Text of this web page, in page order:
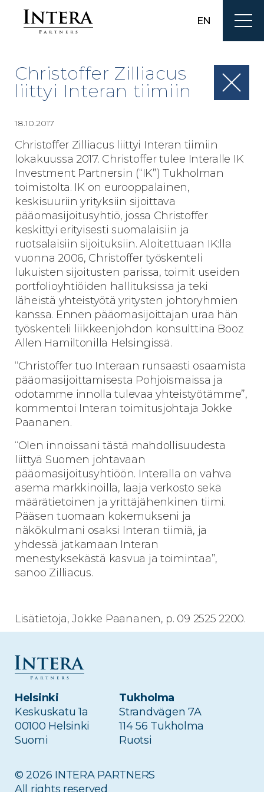
EN
Christoffer Zilliacus
liittyi Interan tiimiin
18.10.2017
Christoffer Zilliacus liittyi Interan tiimiin
lokakuussa 2017. Christoffer tulee Interalle IK
Investment Partnersin (“IK”) Tukholman
toimistolta. IK on eurooppalainen,
keskisuuriin yrityksiin sijoittava
pääomasijoitusyhtiö, jossa Christoffer
keskittyi erityisesti suomalaisiin ja
ruotsalaisiin sijoituksiin. Aloitettuaan IK:lla
vuonna 2006, Christoffer työskenteli
lukuisten sijoitusten parissa, toimit useiden
portfolioyhtiöiden hallituksissa ja teki
läheistä yhteistyötä yritysten johtoryhmien
kanssa. Ennen pääomasijoittajan uraa hän
työskenteli liikkeenjohdon konsulttina Booz
Allen Hamiltonilla Helsingissä.
“Christoffer tuo Interaan runsaasti osaamista
pääomasijoittamisesta Pohjoismaissa ja
odotamme innolla tulevaa yhteistyötämme”,
kommentoi Interan toimitusjohtaja Jokke
Paananen.
“Olen innoissani tästä mahdollisuudesta
liittyä Suomen johtavaan
pääomasijoitusyhtiöön. Interalla on vahva
asema markkinoilla, laaja verkosto sekä
määrätietoinen ja yrittäjähenkinen tiimi.
Pääsen tuomaan kokemukseni ja
näkökulmani osaksi Interan tiimiä, ja
yhdessä jatkamaan Interan
menestyksekästä kasvua ja toimintaa”,
sanoo Zilliacus.
Lisätietoja, Jokke Paananen, p. 09 2525 2200.
Edellinen artikkeli
Silmäasema
listautui Helsingin
Seuraava artikkeli
Intera on myynyt
Helsinki
Keskuskatu 1a
00100 Helsinki
Suomi
Tukholma
Strandvägen 7A
114 56 Tukholma
Ruotsi
© 2026 INTERA PARTNERS
All rights reserved